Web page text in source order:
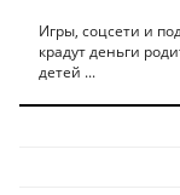
Игры, соцсети и
крадут деньги
детей ...